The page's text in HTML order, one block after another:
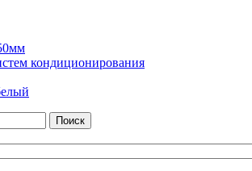
кондиционирования
Поиск